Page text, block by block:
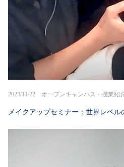
2023/11/22 オープンキャンパス・授業紹
メイクアップセミナー：世界レベル